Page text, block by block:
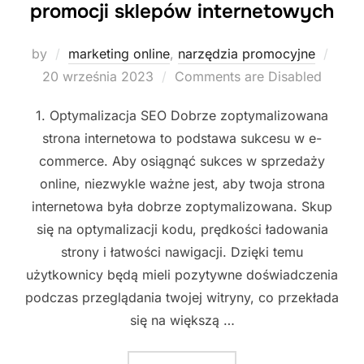
promocji sklepów internetowych
by marketing online, narzędzia promocyjne
20 września 2023 Comments are Disabled
1. Optymalizacja SEO Dobrze zoptymalizowana
strona internetowa to podstawa sukcesu w e-
commerce. Aby osiągnąć sukces w sprzedaży
online, niezwykle ważne jest, aby twoja strona
internetowa była dobrze zoptymalizowana. Skup
się na optymalizacji kodu, prędkości ładowania
strony i łatwości nawigacji. Dzięki temu
użytkownicy będą mieli pozytywne doświadczenia
podczas przeglądania twojej witryny, co przekłada
się na większą …